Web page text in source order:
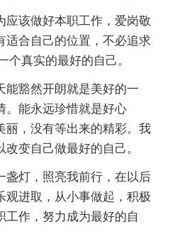
应该做好本职工作，爱岗敬
适合自己的位置，不必追求
个真实的最好的自己。
能豁然开朗就是美好的一
。能永远珍惜就是好心
丽，没有等出来的精彩。我
变自己做最好的自己。
盏灯，照亮我前行，在以后
观进取，从小事做起，积极
工作，努力成为最好的自